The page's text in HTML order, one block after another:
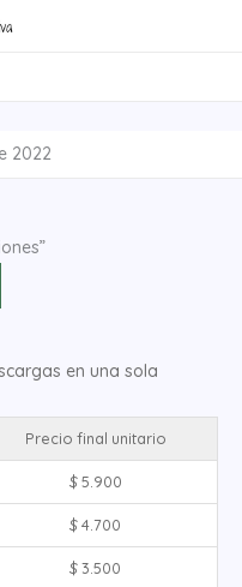
2022
en una sola
Precio final unitario
$5.900
$4.700
$3.500